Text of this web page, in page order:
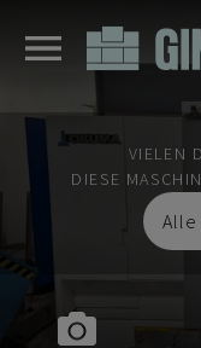
VIELEN
DIESE
Alle